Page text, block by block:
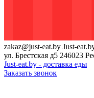
zakaz@just-eat.by Just-
ул. Брестская д5 246023
Just-eat.by - доставка еды
Заказать звонок